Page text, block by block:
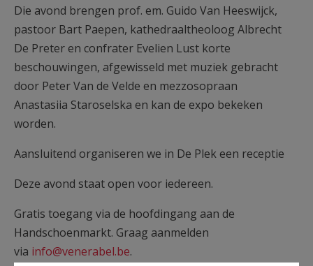
Die avond brengen prof. em. Guido Van Heeswijck,
pastoor Bart Paepen, kathedraaltheoloog Albrecht
De Preter en confrater Evelien Lust korte
beschouwingen, afgewisseld met muziek gebracht
door Peter Van de Velde en mezzosopraan
Anastasiia Staroselska en kan de expo bekeken
worden.
Aansluitend organiseren we in De Plek een receptie
Deze avond staat open voor iedereen.
Gratis toegang via de hoofdin­gang aan de
Handschoen­markt. Graag aanmelden
via info@venerabel.be.